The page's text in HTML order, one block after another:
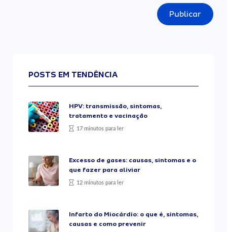
Publicar
POSTS EM TENDÊNCIA
HPV: transmissão, sintomas,
tratamento e vacinação
17 minutos para ler
Excesso de gases: causas, sintomas e o
que fazer para aliviar
12 minutos para ler
Infarto do Miocárdio: o que é, sintomas,
causas e como prevenir